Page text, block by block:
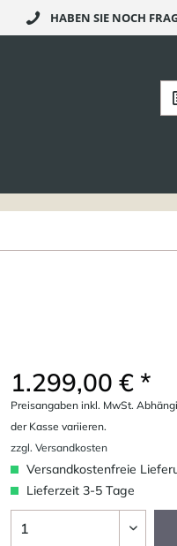
HABEN SIE NOCH
1.299,00 € *
Preisangaben inkl. MwSt.
der Kasse variieren.
zzgl. Versandkosten
Versandkostenfreie
Lieferzeit 3-5 Tage